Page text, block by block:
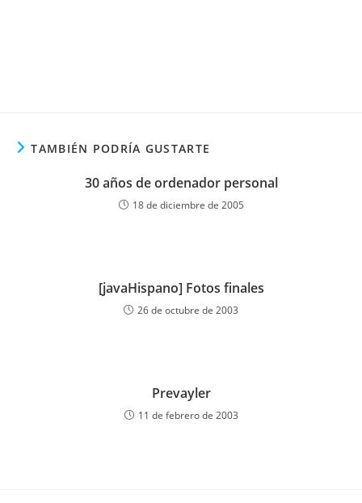
TAMBIÉN PODRÍA GUSTARTE
30 años de ordenador personal
18 de diciembre de 2005
[javaHispano] Fotos finales
26 de octubre de 2003
Prevayler
11 de febrero de 2003